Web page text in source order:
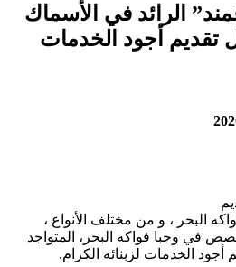
الرائد في الأسماك
تقديم أجود الخدمات
البحر ، و من مختلف الأنواع ،
في وجبا فواكه البحر، المتواجد
أجود الخدمات لزبنائه الكرام.